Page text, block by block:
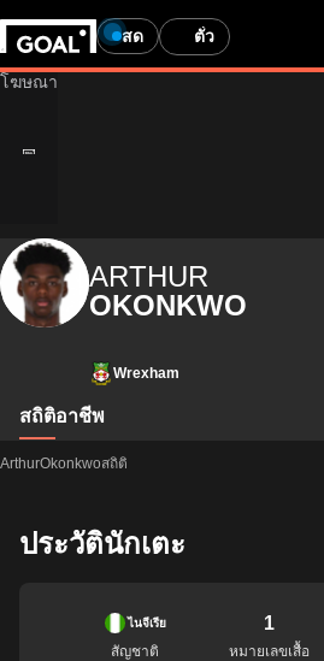
สด ตั๋ว
ARTHUR
OKONKWO
Wrexham
สถิติอาชีพ
ArthurOkonkwoสถิติ
ประวัตินักเตะ
ไนจีเรีย
สัญชาติ
1
หมายเลขเสื้อ